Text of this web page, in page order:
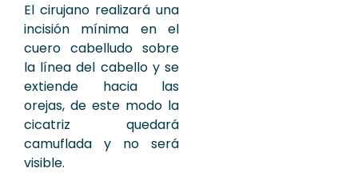
El cirujano realizará una
incisión mínima en el
cuero cabelludo sobre
la línea del cabello y se
extiende hacia las
orejas, de este modo la
cicatriz quedará
camuflada y no será
visible.